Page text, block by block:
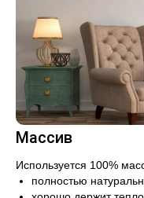
Массив
Используется 100%
полностью